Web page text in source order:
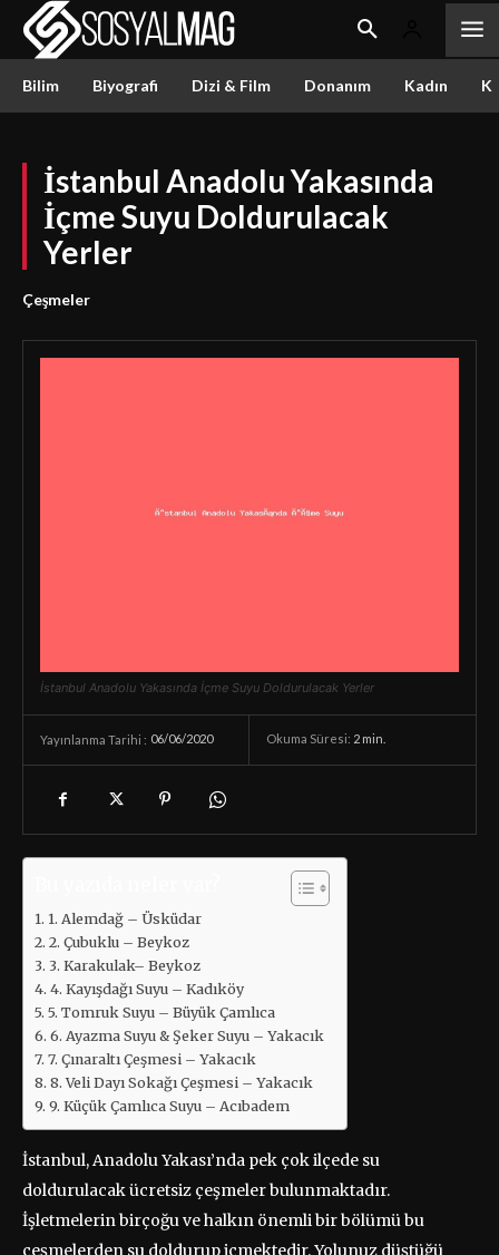
Bilim Biyografi Dizi & Film Donanım Kadın
İstanbul Anadolu Yakasında
İçme Suyu Doldurulacak
Yerler
Çeşmeler
İstanbul Anadolu Yakasında İçme Suyu Doldurulacak Yerler
Yayınlanma Tarihi : 06/06/2020 Okuma Süresi: 2 min.
1. Alemdağ – Üsküdar
2. Çubuklu – Beykoz
3. Karakulak– Beykoz
4. Kayışdağı Suyu – Kadıköy
5. Tomruk Suyu – Büyük Çamlıca
6. Ayazma Suyu & Şeker Suyu – Yakacık
7. Çınaraltı Çeşmesi – Yakacık
8. Veli Dayı Sokağı Çeşmesi – Yakacık
9. Küçük Çamlıca Suyu – Acıbadem
İstanbul, Anadolu Yakası’nda pek çok ilçede su
doldurulacak ücretsiz çeşmeler bulunmaktadır.
İşletmelerin birçoğu ve halkın önemli bir bölümü bu
çeşmelerden su doldurup içmektedir. Yolunuz düştüğü